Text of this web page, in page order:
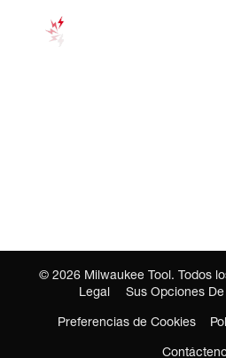
© 2026 Milwaukee Tool. Todos
Legal
Sus Opciones
Preferencias de Cookies